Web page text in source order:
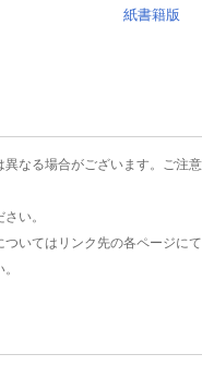
紙書籍版
なる場合がございます。ご注意
い。
いてはリンク先の各ページにて